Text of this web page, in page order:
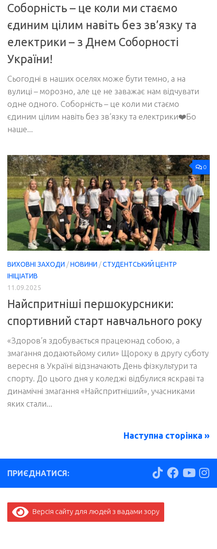
Соборність – це коли ми стаємо
єдиним цілим навіть без зв’язку та
електрики – з Днем Соборності
України!
Сьогодні в наших оселях може бути темно, а на
вулиці – морозно, але це не заважає нам відчувати
одне одного. Соборність – це коли ми стаємо
єдиним цілим навіть без зв’язку та електрики❤️Бо
наше...
0
ВИХОВНІ ЗАХОДИ /НОВИНИ /СТУДЕНТСЬКИЙ ЦЕНТР
ІНІЦІАТИВ
11.09.2025
Найспритніші першокурсники:
спортивний старт навчального року
«Здоров’я здобувається працеюнад собою, а
змагання додаютьйому сили» Щороку в другу суботу
вересня в Україні відзначають День фізкультури та
спорту. До цього дня у коледжі відбулися яскраві та
динамічні змагання «Найспритніший», учасниками
яких стали...
Наступна сторінка »
ПРИЄДНАТИСЯ:
Версія сайту для людей з вадами зору